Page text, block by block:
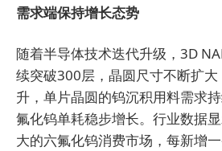
需求端保持增长态势
随着半导体技术迭代升级，3D
续突破300层，晶圆尺寸不断扩
升，单片晶圆的钨沉积用料需求
氟化钨单耗稳步增长。行业数据
大的六氟化钨消费市场，每新增